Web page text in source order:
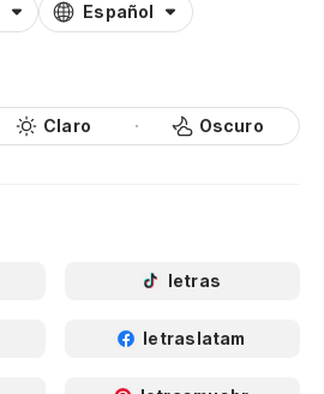
Español
Claro Oscuro
letras
letraslatam